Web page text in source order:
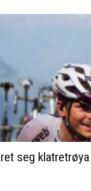
seg klatretrøya